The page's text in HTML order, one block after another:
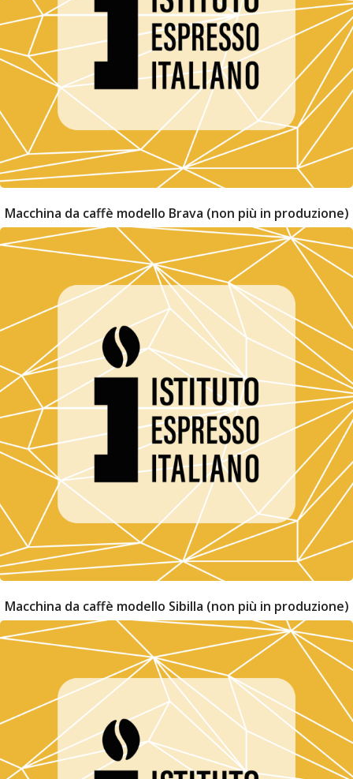
Macchina da caffè modello Brava (non più in produzione)
Macchina da caffè modello Sibilla (non più in produzione)